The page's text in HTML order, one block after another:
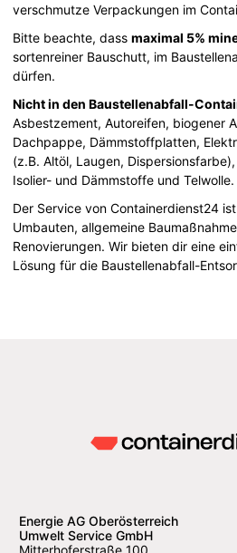
verschmutze Verpackungen im
Bitte beachte, dassmaximal 5%
sortenreiner Bauschutt, im
dürfen.
Nicht in den Baustellenabfall-
Asbestzement, Autoreifen, biogener
Dachpappe, Dämmstoffplatten,
(z.B. Altöl, Laugen,
Isolier- und Dämmstoffe und Telwolle.
Der Service von Containerdienst24
Umbauten, allgemeine
Renovierungen. Wir bieten dir eine
Lösung für die Baustellenabfall-
Energie AG Oberösterreich
Umwelt Service GmbH